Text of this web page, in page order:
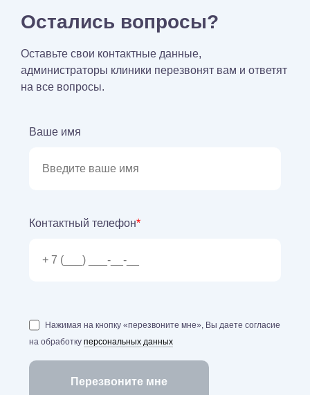
Остались вопросы?
Оставьте свои контактные данные,
администраторы клиники перезвонят вам и ответят
на все вопросы.
Ваше имя
Контактный телефон*
Нажимая на кнопку «перезвоните мне», Вы даете согласие
на обработку персональных данных